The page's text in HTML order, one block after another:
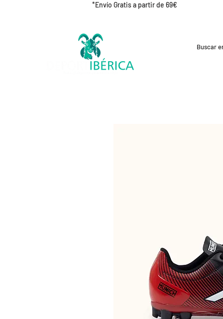
*Envío Gratis a partir de 69€